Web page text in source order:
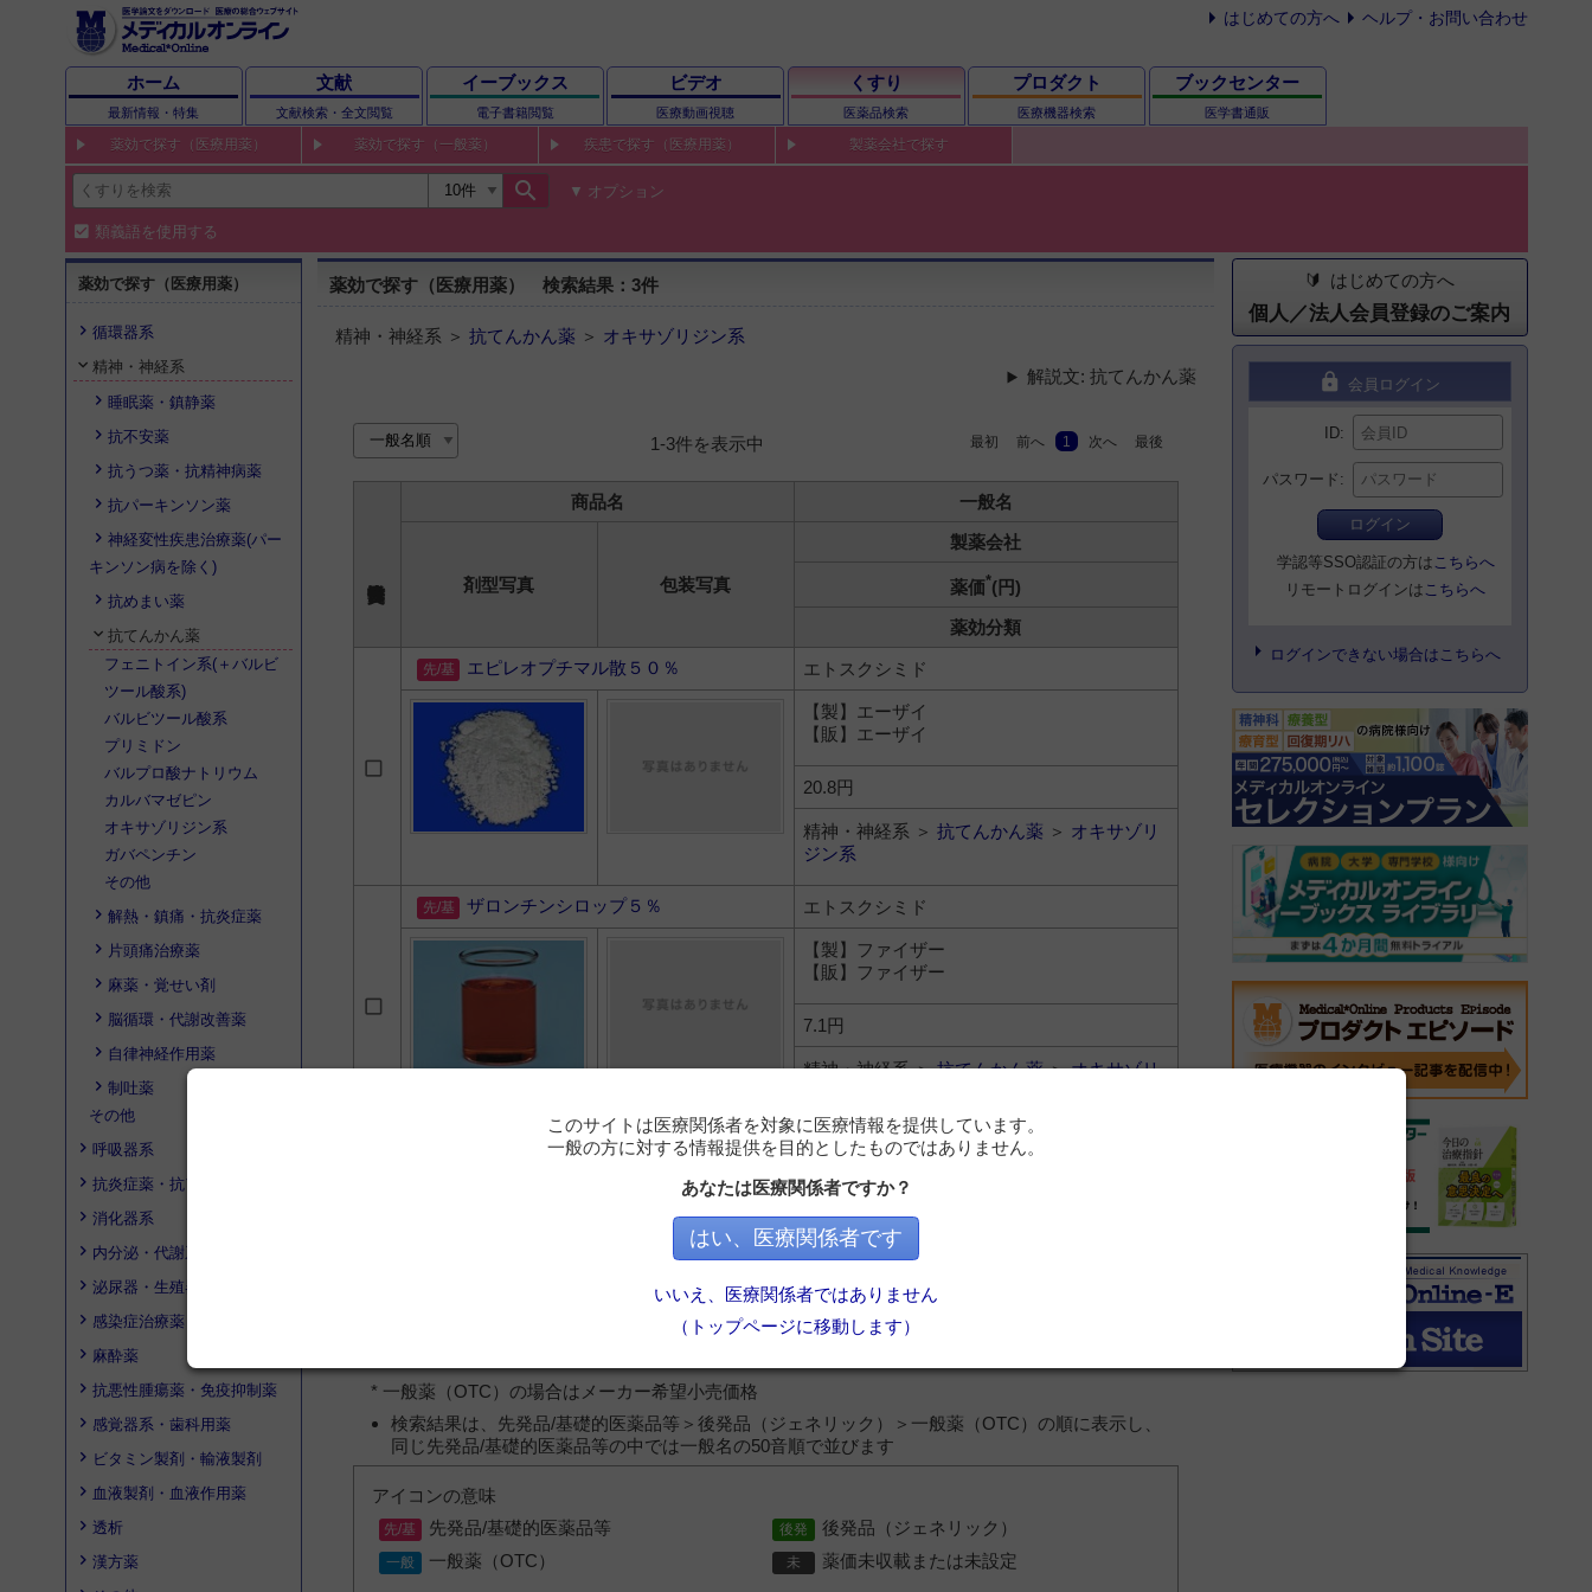
はじめての方へ ヘルプ・お問い合わせ
ホーム
最新情報・特集
文献
文献検索・全文閲覧
イーブックス
電子書籍閲覧
ビデオ
医療動画視聴
くすり
医薬品検索
プロダクト
医療機器検索
ブックセンター
医学書通販
薬効で探す（医療用薬） 薬効で探す（一般薬） 疾患で探す（医療用薬） 製薬会社で探す
search オプション
類義語を使用する
薬効で探す（医療用薬）
循環器系
精神・神経系
睡眠薬・鎮静薬
抗不安薬
抗うつ薬・抗精神病薬
抗パーキンソン薬
神経変性疾患治療薬(パー
キンソン病を除く)
抗めまい薬
抗てんかん薬
フェニトイン系(＋バルビ
ツール酸系)
バルビツール酸系
プリミドン
バルプロ酸ナトリウム
カルバマゼピン
オキサゾリジン系
ガバペンチン
その他
解熱・鎮痛・抗炎症薬
片頭痛治療薬
麻薬・覚せい剤
脳循環・代謝改善薬
自律神経作用薬
制吐薬
その他
呼吸器系
抗炎症薬・抗アレルギー薬
消化器系
内分泌・代謝系
泌尿器・生殖器系
感染症治療薬・ワクチン
麻酔薬
抗悪性腫瘍薬・免疫抑制薬
感覚器系・歯科用薬
ビタミン製剤・輸液製剤
血液製剤・血液作用薬
透析
漢方薬
薬効で探す（医療用薬） 検索結果：3件
精神・神経系 ＞ 抗てんかん薬 ＞ オキサゾリジン系
解説文: 抗てんかん薬
1-3件を表示中 最初 前へ 1 次へ 最後
商品名 一般名
剤型写真 包装写真
製薬会社
薬価*(円)
薬効分類
エピレオプチマル散５０％
エトスクシミド
【製】エーザイ
【販】エーザイ
20.8円
精神・神経系 ＞ 抗てんかん薬 ＞ オキサゾリ
ジン系
ザロンチンシロップ５％ エトスクシミド
【製】ファイザー
【販】ファイザー
7.1円
精神・神経系 ＞抗てんかん薬＞オキサゾリ
ミノアレ散６６．７％ トリメタジオン
【製】日医工
36.2円
精神・神経系 ＞
ジン系
* 一般薬（OTC）の場合はメーカー希望小売価格
検索結果は、先発品/基礎的医薬品等＞後発品（ジェネリック）＞一般薬（OTC）の順に表示し、
同じ先発品/基礎的医薬品等の中では一般名の50音順で並びます
アイコンの意味
先発品/基礎的医薬品等
後発品（ジェネリック）
一般薬（OTC）
薬価未収載または未設定
はじめての方へ
個人／法人会員登録のご案内
lock 会員ログイン
ID
パスワード
ログイン
学認等SSO認証の方は こちらへ
リモートログインは こちらへ
ログインできない場合はこちらへ
このサイトは医療関係者を対象に医療情報を提供しています。
一般の方に対する情報提供を目的としたものではありません。
あなたは医療関係者ですか？
はい、医療関係者です
いいえ、医療関係者ではありません
（トップページに移動します）